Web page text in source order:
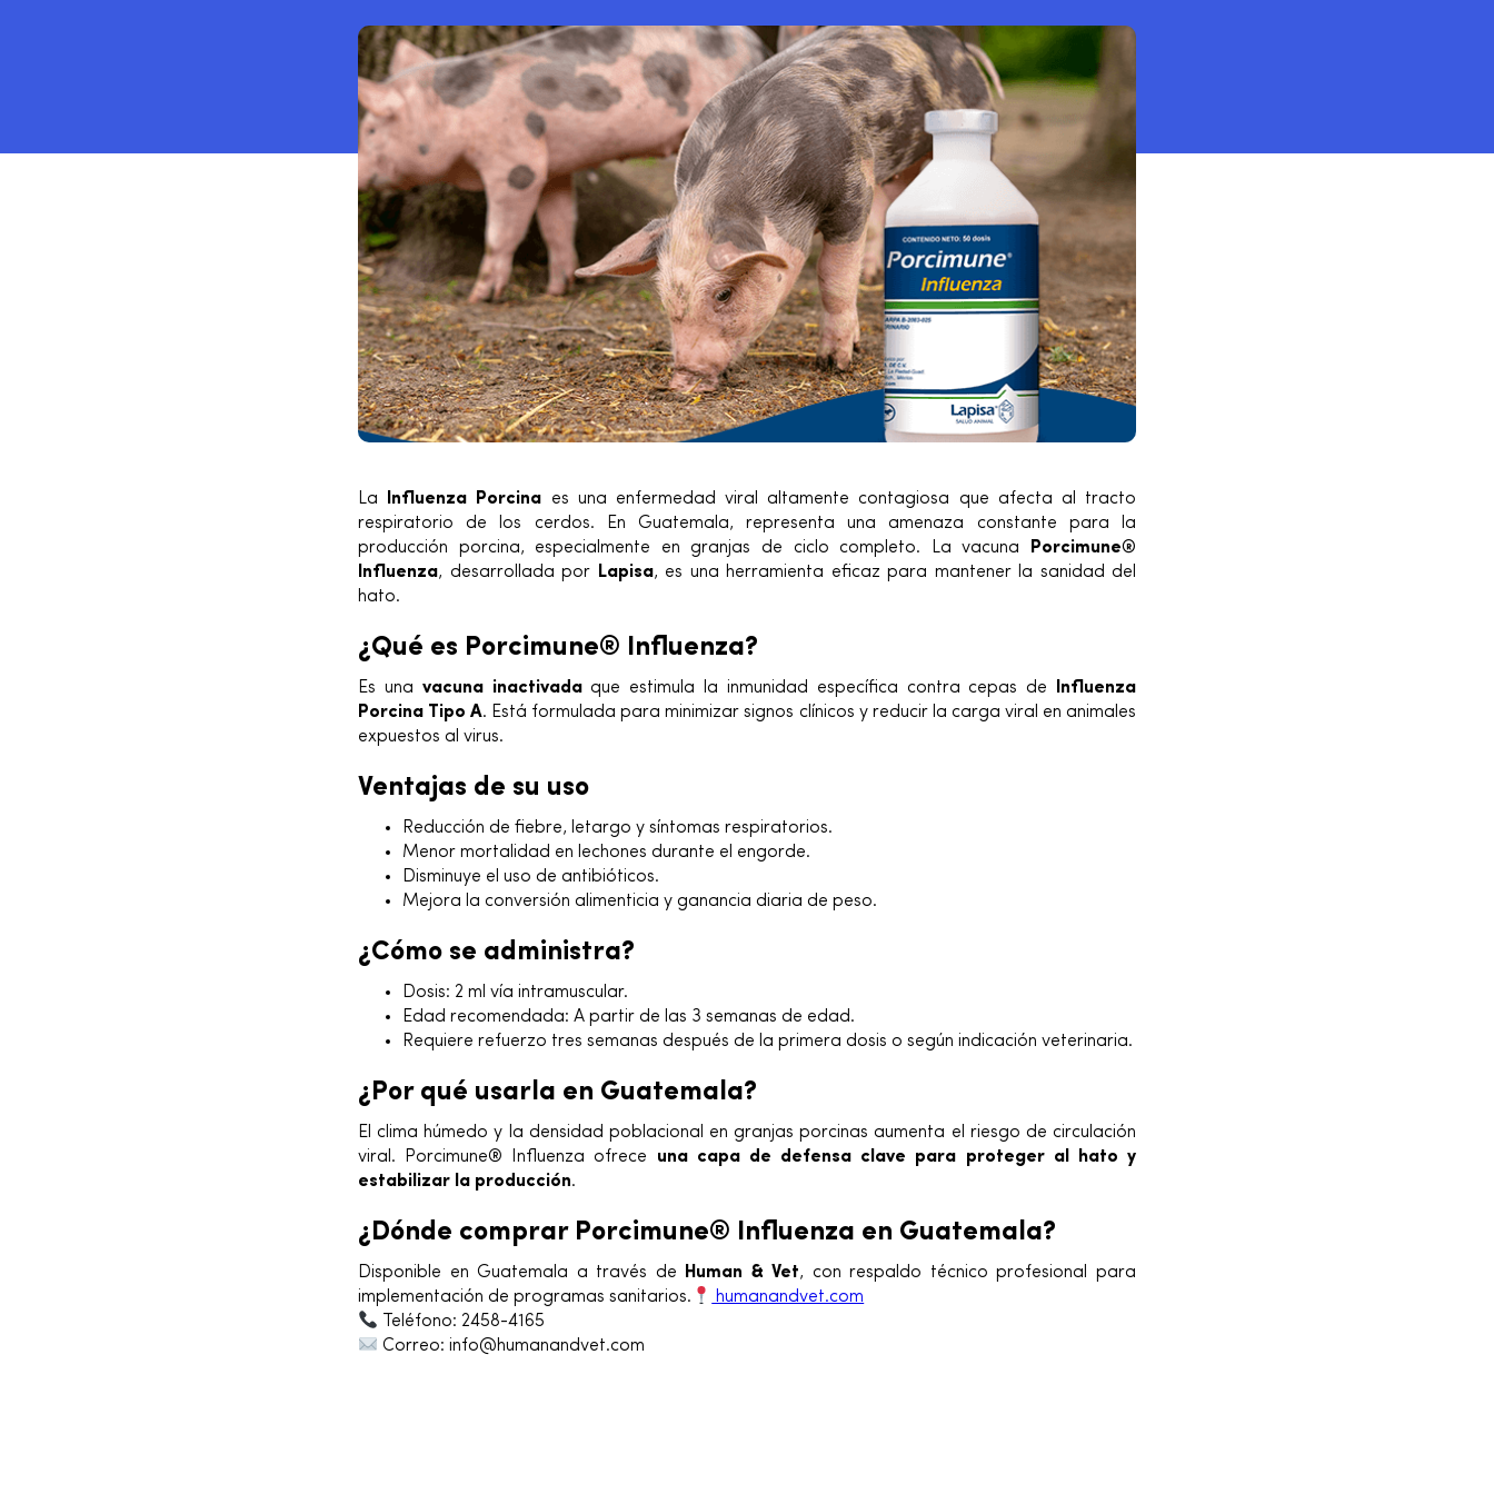
La Influenza Porcina es una enfermedad viral altamente contagiosa que afecta al tracto
respiratorio de los cerdos. En Guatemala, representa una amenaza constante para la
producción porcina, especialmente en granjas de ciclo completo. La vacuna
Porcimune®
Influenza, desarrollada por Lapisa, es una herramienta eficaz para mantener la sanidad del
hato.
¿Qué es Porcimune® Influenza?
Es una vacuna inactivadaque estimula la inmunidad específica contra cepas de
Influenza
Porcina Tipo A. Está formulada para minimizar signos clínicos y reducir la carga viral en animales
expuestos al virus.
Ventajas de su uso
Reducción de fiebre, letargo y síntomas respiratorios.
Menor mortalidad en lechones durante el engorde.
Disminuye el uso de antibióticos.
Mejora la conversión alimenticia y ganancia diaria de peso.
¿Cómo se administra?
Dosis: 2 ml vía intramuscular.
Edad recomendada: A partir de las 3 semanas de edad.
Requiere refuerzo tres semanas después de la primera dosis o según indicación veterinaria.
¿Por qué usarla en Guatemala?
El clima húmedo y la densidad poblacional en granjas porcinas aumenta el riesgo de circulación
viral. Porcimune® Influenza ofrece una capa de defensa clave para proteger al hato y
estabilizar la producción.
¿Dónde comprar Porcimune® Influenza en Guatemala?
Disponible en Guatemala a través de Human & Vet, con respaldo técnico profesional para
implementación de programas sanitarios.
humanandvet.com
Teléfono: 2458-4165
Correo: info@humanandvet.com